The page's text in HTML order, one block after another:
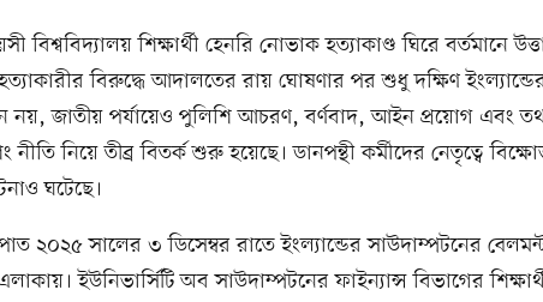
বিশ্ববিদ্যালয় শিক্ষার্থী হেনরি নোভাক হত্যাকাণ্ড ঘিরে বর্তমানে
বিরুদ্ধে আদালতের রায় ঘোষণার পর শুধু দক্ষিণ
নয়, জাতীয় পর্যায়েও পুলিশি আচরণ, বর্ণবাদ, আইন প্রয়োগ এবং
নীতি নিয়ে তীব্র বিতর্ক শুরু হয়েছে। ডানপন্থী কর্মীদের নেতৃত্বে
ঘটেছে।
২০২৫ সালের ৩ ডিসেম্বর রাতে ইংল্যান্ডের সাউদাম্পটনের
ইউনিভার্সিটি অব সাউদাম্পটনের ফাইন্যান্স বিভাগের